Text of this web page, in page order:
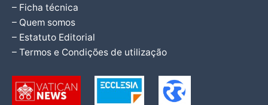
– Ficha técnica
– Quem somos
– Estatuto Editorial
– Termos e Condições de utilização